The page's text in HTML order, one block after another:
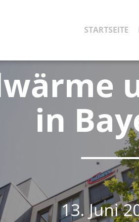
STARTSEITE
in
13. Juni